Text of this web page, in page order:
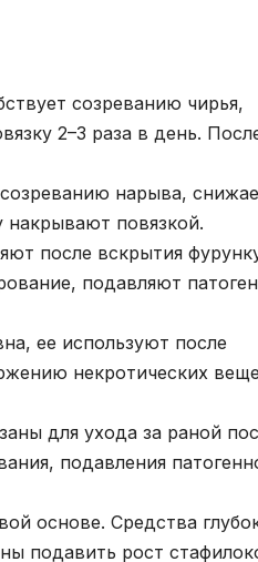
созреванию чирья,
2–3 раза в день.
нарыва,
накрывают повязкой.
после вскрытия
подавляют
ее используют после
некротических
для ухода за раной
подавления
основе. Средства
подавить рост